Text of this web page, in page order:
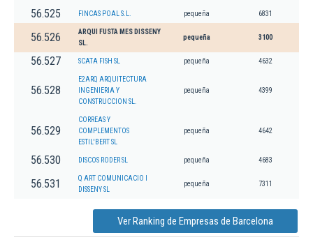
56.525 FINCAS POAL S.L. pequeña 6831
56.526
ARQUI FUSTA MES DISSENY
SL.
pequeña 3100
56.527 SCATA FISH SL pequeña 4632
56.528
E2ARQ ARQUITECTURA
INGENIERIA Y
CONSTRUCCION SL.
pequeña 4399
56.529
CORREAS Y
COMPLEMENTOS
ESTIL'BERT SL
pequeña 4642
56.530 DISCOS RODER SL pequeña 4683
56.531
Q ART COMUNICACIO I
DISSENY SL
pequeña 7311
Ver Ranking de Empresas de Barcelona